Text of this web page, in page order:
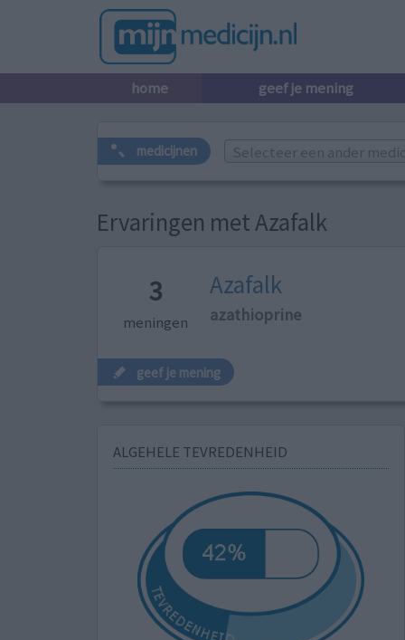
home geef je mening
medicijnen Selecteer een ander
Ervaringen met Azafalk
3
meningen
Azafalk
azathioprine
geef je mening
ALGEHELE TEVREDENHEID